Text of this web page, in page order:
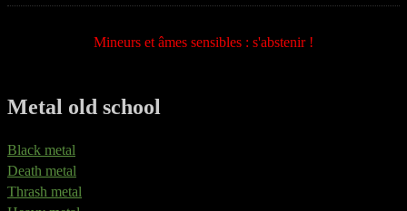
Mineurs et âmes sensibles : s'abstenir !
Metal old school
Black metal
Death metal
Thrash metal